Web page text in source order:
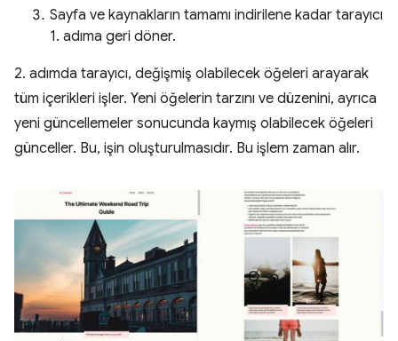
Sayfa ve kaynakların tamamı indirilene kadar tarayıcı
1. adıma geri döner.
2. adımda tarayıcı, değişmiş olabilecek öğeleri arayarak
tüm içerikleri işler. Yeni öğelerin tarzını ve düzenini, ayrıca
yeni güncellemeler sonucunda kaymış olabilecek öğeleri
günceller. Bu, işin oluşturulmasıdır. Bu işlem zaman alır.